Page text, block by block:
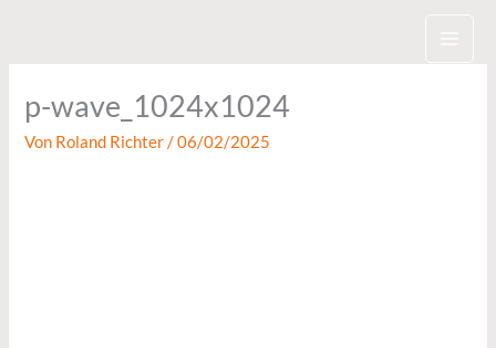
p-wave_1024x1024
Von Roland Richter/06/02/2025